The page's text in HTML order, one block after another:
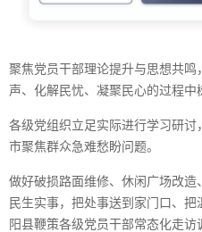
聚焦党员干部理论提升与思想共
声、化解民忧、凝聚民心的过程中
各级党组织立足实际进行学习研
市聚焦群众急难愁盼问题。
做好破损路面维修、休闲广场改
民生实事，把处事送到家门口、
阳县鞭策各级党员干部常态化走